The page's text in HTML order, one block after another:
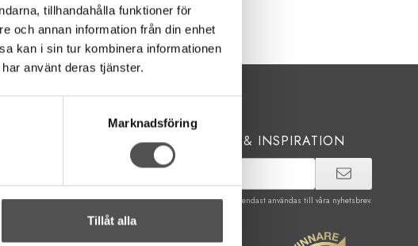
tillhandahålla funktioner för
och annan information från din enhet
kan i sin tur kombinera informationen
använt deras tjänster.
Marknadsföring
Tillåt alla
- B2B
FÅ NYHETER, TIPS & INSPIRATION
De uppgifter du matar in kommer endast användas till våra nyhetsbrev.
Facebook